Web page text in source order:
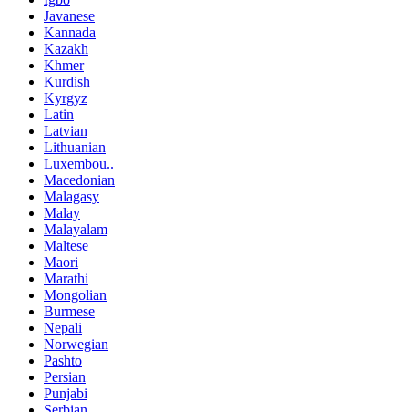
Javanese
Kannada
Kazakh
Khmer
Kurdish
Kyrgyz
Latin
Latvian
Lithuanian
Luxembou..
Macedonian
Malagasy
Malay
Malayalam
Maltese
Maori
Marathi
Mongolian
Burmese
Nepali
Norwegian
Pashto
Persian
Punjabi